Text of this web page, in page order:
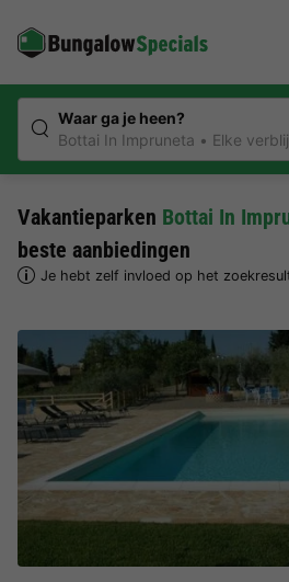
Waar ga je heen?
Bottai In Impruneta
Elke
Vakantieparken Bottai In
beste aanbiedingen
Je hebt zelf invloed op het